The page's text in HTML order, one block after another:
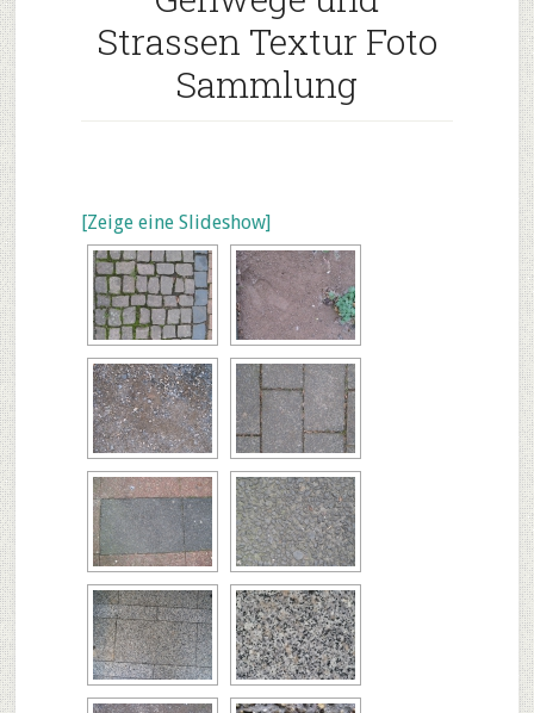
Strassen Textur Foto
Sammlung
[Zeige eine Slideshow]